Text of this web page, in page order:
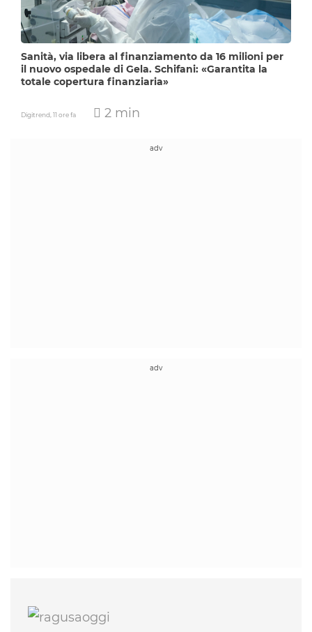
Sanità, via libera al finanziamento da 16 milioni per
il nuovo ospedale di Gela. Schifani: «Garantita la
totale copertura finanziaria»
Digitrend,11 ore fa 2 min